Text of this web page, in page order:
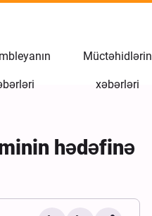
Müctəhidlərin
xəbərləri
hədəfinə